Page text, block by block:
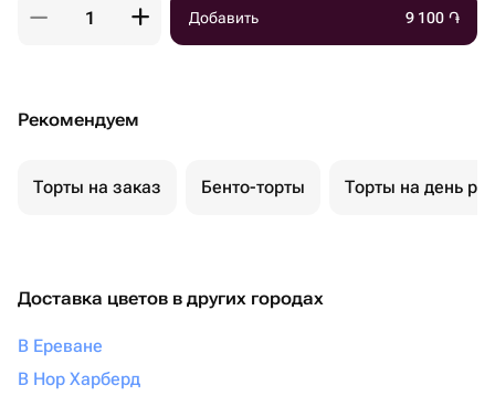
Добавить 9 100 ֏
Рекомендуем
Торты на заказ Бенто-торты Торты на день
Доставка цветов в других городах
В Ереване
В Нор Харберд